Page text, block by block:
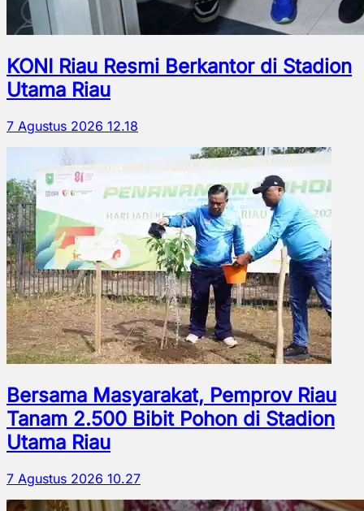
KONI Riau Resmi Berkantor di Stadion
Utama Riau
7 Agustus 2026 12.18
Bersama Masyarakat, Pemprov Riau
Tanam 2.500 Bibit Pohon di Stadion
Utama Riau
7 Agustus 2026 10.27